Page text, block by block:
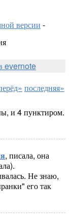
версии -
evernote
последняя»
и 4 пунктиром.
, писала, она
Не знаю,
его так